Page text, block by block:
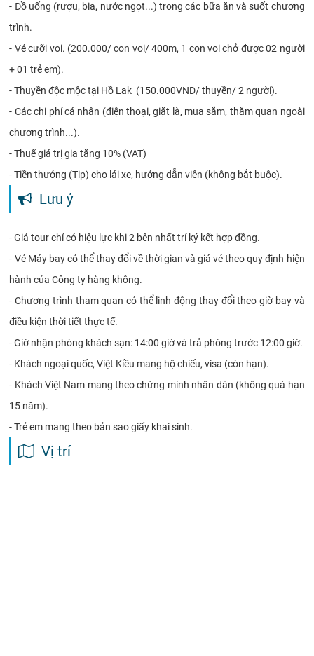
- Đồ uống (rượu, bia, nước ngọt...) trong các bữa ăn và suốt chương
trình.
- Vé cưỡi voi. (200.000/ con voi/ 400m, 1 con voi chở được 02 người
+ 01 trẻ em).
- Thuyền độc mộc tại Hồ Lak (150.000VND/ thuyền/ 2 người).
- Các chi phí cá nhân (điện thoại, giặt là, mua sắm, thăm quan ngoài
chương trình...).
- Thuế giá trị gia tăng 10% (VAT)
- Tiền thưởng (Tip) cho lái xe, hướng dẫn viên (không bắt buộc).
Lưu ý
- Giá tour chỉ có hiệu lực khi 2 bên nhất trí ký kết hợp đồng.
- Vé Máy bay có thể thay đổi về thời gian và giá vé theo quy định hiện
hành của Công ty hàng không.
- Chương trình tham quan có thể linh động thay đổi theo giờ bay và
điều kiện thời tiết thực tế.
- Giờ nhận phòng khách sạn: 14:00 giờ và trả phòng trước 12:00 giờ.
- Khách ngoại quốc, Việt Kiều mang hộ chiếu, visa (còn hạn).
- Khách Việt Nam mang theo chứng minh nhân dân (không quá hạn
15 năm).
- Trẻ em mang theo bản sao giấy khai sinh.
Vị trí